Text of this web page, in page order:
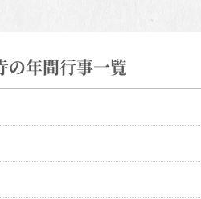
の年間行事一覧